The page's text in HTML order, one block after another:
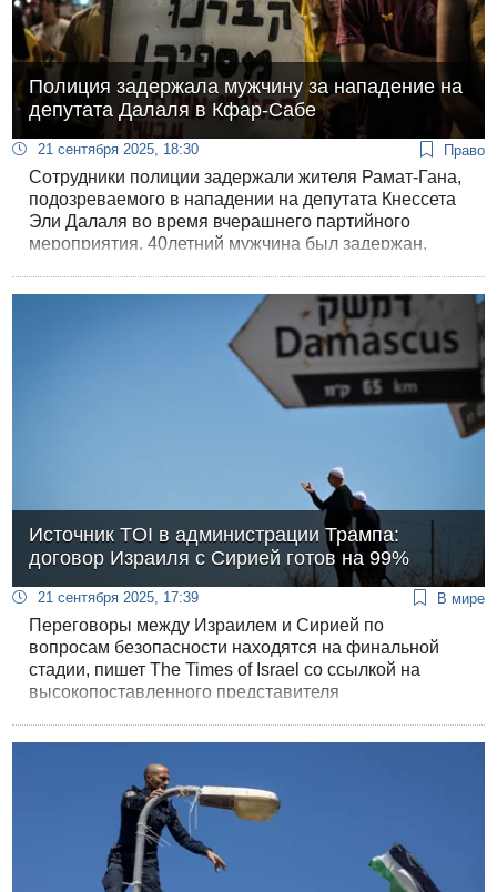
Полиция задержала мужчину за нападение на
депутата Далаля в Кфар-Сабе
21 сентября 2025, 18:30 Право
Сотрудники полиции задержали жителя Рамат-Гана,
подозреваемого в нападении на депутата Кнессета
Эли Далаля во время вчерашнего партийного
мероприятия. 40летний мужчина был задержан,
Источник TOI в администрации Трампа:
договор Израиля с Сирией готов на 99%
21 сентября 2025, 17:39 В мире
Переговоры между Израилем и Сирией по
вопросам безопасности находятся на финальной
стадии, пишет The Times of Israel со ссылкой на
высокопоставленного представителя